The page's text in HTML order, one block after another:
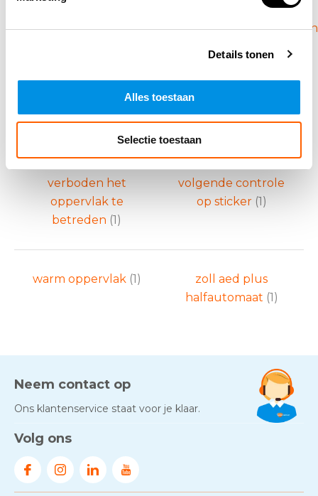
Details tonen
Alles toestaan
Selectie toestaan
vca stickers(1)
veiligheidshandschoenen
veiligheidshandschoenen
verplicht(1)
veiligheidshanschoenen
verplicht(1)
verboden het
oppervlak te
betreden (1)
volgende controle
op sticker (1)
warm oppervlak (1)
zoll aed plus
halfautomaat (1)
Neem contact op
Ons klantenservice staat voor je klaar.
Volg ons